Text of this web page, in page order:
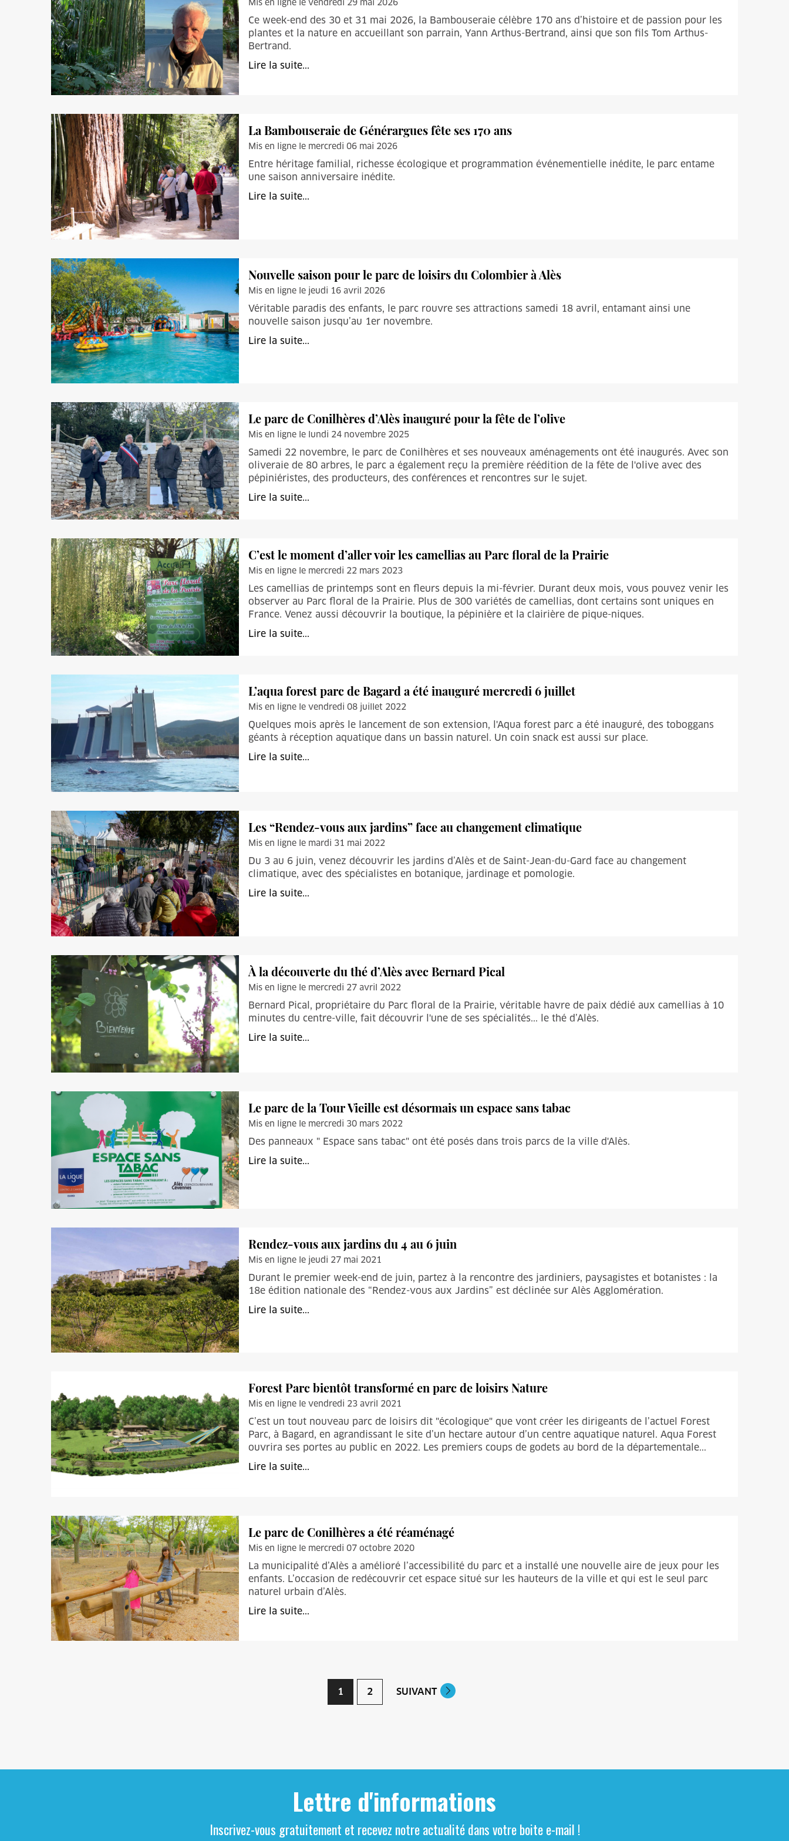
Mis en ligne le vendredi 29 mai 2026
Ce week-end des 30 et 31 mai 2026, la Bambouseraie célèbre 170 ans d’histoire et de passion pour les
plantes et la nature en accueillant son parrain, Yann Arthus-Bertrand, ainsi que son fils Tom Arthus-
Bertrand.
Lire la suite...
La Bambouseraie de Générargues fête ses 170 ans
Mis en ligne le mercredi 06 mai 2026
Entre héritage familial, richesse écologique et programmation événementielle inédite, le parc entame
une saison anniversaire inédite.
Lire la suite...
Nouvelle saison pour le parc de loisirs du Colombier à Alès
Mis en ligne le jeudi 16 avril 2026
Véritable paradis des enfants, le parc rouvre ses attractions samedi 18 avril, entamant ainsi une
nouvelle saison jusqu’au 1er novembre.
Lire la suite...
Le parc de Conilhères d’Alès inauguré pour la fête de l’olive
Mis en ligne le lundi 24 novembre 2025
Samedi 22 novembre, le parc de Conilhères et ses nouveaux aménagements ont été inaugurés. Avec son
oliveraie de 80 arbres, le parc a également reçu la première réédition de la fête de l'olive avec des
pépiniéristes, des producteurs, des conférences et rencontres sur le sujet.
Lire la suite...
C’est le moment d’aller voir les camellias au Parc floral de la Prairie
Mis en ligne le mercredi 22 mars 2023
Les camellias de printemps sont en fleurs depuis la mi-février. Durant deux mois, vous pouvez venir les
observer au Parc floral de la Prairie. Plus de 300 variétés de camellias, dont certains sont uniques en
France. Venez aussi découvrir la boutique, la pépinière et la clairière de pique-niques.
Lire la suite...
L’aqua forest parc de Bagard a été inauguré mercredi 6 juillet
Mis en ligne le vendredi 08 juillet 2022
Quelques mois après le lancement de son extension, l'Aqua forest parc a été inauguré, des toboggans
géants à réception aquatique dans un bassin naturel. Un coin snack est aussi sur place.
Lire la suite...
Les “Rendez-vous aux jardins” face au changement climatique
Mis en ligne le mardi 31 mai 2022
Du 3 au 6 juin, venez découvrir les jardins d’Alès et de Saint-Jean-du-Gard face au changement
climatique, avec des spécialistes en botanique, jardinage et pomologie.
Lire la suite...
À la découverte du thé d’Alès avec Bernard Pical
Mis en ligne le mercredi 27 avril 2022
Bernard Pical, propriétaire du Parc floral de la Prairie, véritable havre de paix dédié aux camellias à 10
minutes du centre-ville, fait découvrir l'une de ses spécialités... le thé d’Alès.
Lire la suite...
Le parc de la Tour Vieille est désormais un espace sans tabac
Mis en ligne le mercredi 30 mars 2022
Des panneaux " Espace sans tabac" ont été posés dans trois parcs de la ville d'Alès.
Lire la suite...
Rendez-vous aux jardins du 4 au 6 juin
Mis en ligne le jeudi 27 mai 2021
Durant le premier week-end de juin, partez à la rencontre des jardiniers, paysagistes et botanistes : la
18e édition nationale des “Rendez-vous aux Jardins” est déclinée sur Alès Agglomération.
Lire la suite...
Forest Parc bientôt transformé en parc de loisirs Nature
Mis en ligne le vendredi 23 avril 2021
C’est un tout nouveau parc de loisirs dit "écologique" que vont créer les dirigeants de l’actuel Forest
Parc, à Bagard, en agrandissant le site d’un hectare autour d’un centre aquatique naturel. Aqua Forest
ouvrira ses portes au public en 2022. Les premiers coups de godets au bord de la départementale...
Lire la suite...
Le parc de Conilhères a été réaménagé
Mis en ligne le mercredi 07 octobre 2020
La municipalité d’Alès a amélioré l’accessibilité du parc et a installé une nouvelle aire de jeux pour les
enfants. L’occasion de redécouvrir cet espace situé sur les hauteurs de la ville et qui est le seul parc
naturel urbain d’Alès.
Lire la suite...
1 2 SUIVANT
Lettre d'informations
Inscrivez-vous gratuitement et recevez notre actualité dans votre boite e-mail !